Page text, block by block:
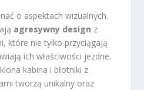
o aspektach wizualnych.
agresywny design z
które nie tylko przyciągają
ich właściwości jezdne.
kabina i błotniki z
tworzą unikalny oraz